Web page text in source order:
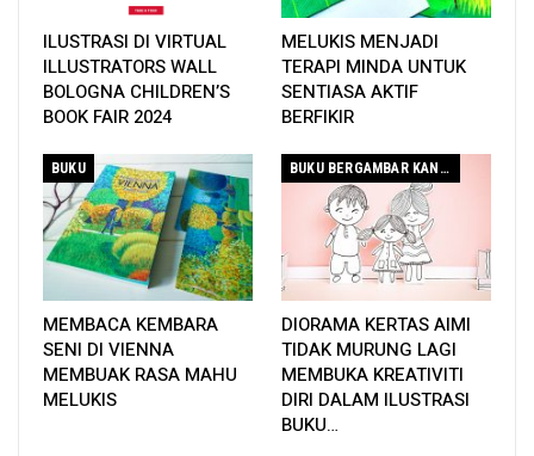
Kombo buku Membaca yang harus ada dalam koleksi.
ILUSTRASI DI VIRTUAL
ILLUSTRATORS WALL
BOLOGNA CHILDREN’S
BOOK FAIR 2024
MELUKIS MENJADI
TERAPI MINDA UNTUK
SENTIASA AKTIF
BERFIKIR
BUKU
MEMBACA KEMBARA
SENI DI VIENNA
MEMBUAK RASA MAHU
MELUKIS
BUKU BERGAMBAR KANAK-KANAK
DIORAMA KERTAS AIMI
TIDAK MURUNG LAGI
MEMBUKA KREATIVITI
DIRI DALAM ILUSTRASI
BUKU…